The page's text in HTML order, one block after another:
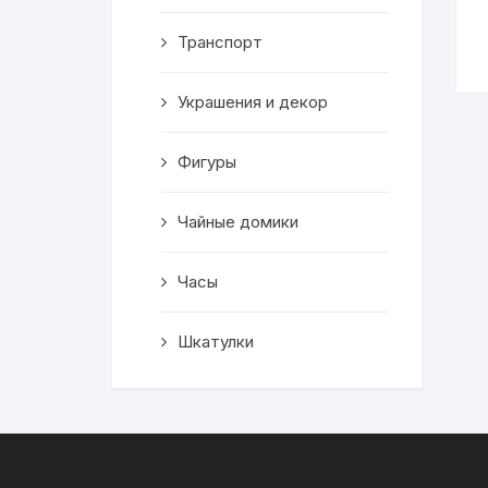
Транспорт
Украшения и декор
Фигуры
Чайные домики
Часы
Шкатулки